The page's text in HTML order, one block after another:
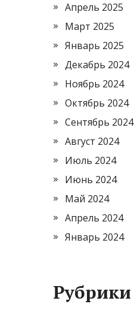
Апрель 2025
Март 2025
Январь 2025
Декабрь 2024
Ноябрь 2024
Октябрь 2024
Сентябрь 2024
Август 2024
Июль 2024
Июнь 2024
Май 2024
Апрель 2024
Январь 2024
Рубрики